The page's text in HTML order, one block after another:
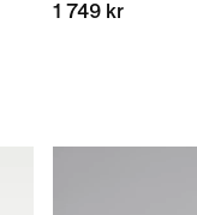
1 749 kr